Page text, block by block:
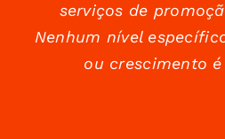
serviços de
Nenhum nível
ou crescimento